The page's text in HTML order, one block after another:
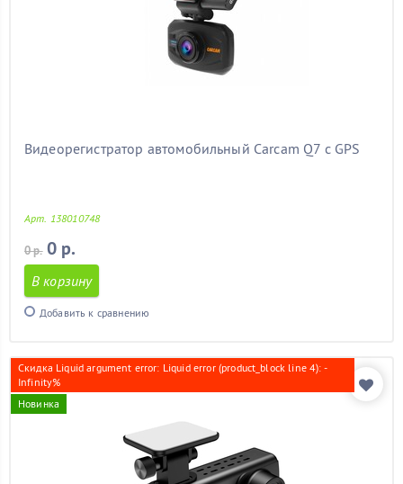
Видеорегистратор автомобильный Carcam Q7 с GPS
Арт. 138010748
0 р. 0 р.
В корзину
Добавить к сравнению
Скидка Liquid argument error: Liquid error (product_block line 4): -
Infinity%
Новинка